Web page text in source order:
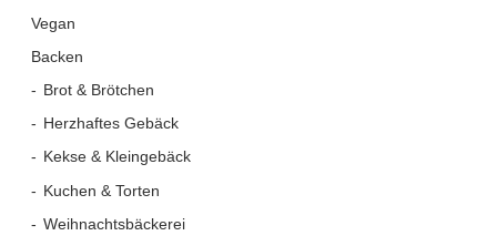
Vegan
Backen
Brot & Brötchen
Herzhaftes Gebäck
Kekse & Kleingebäck
Kuchen & Torten
Weihnachtsbäckerei